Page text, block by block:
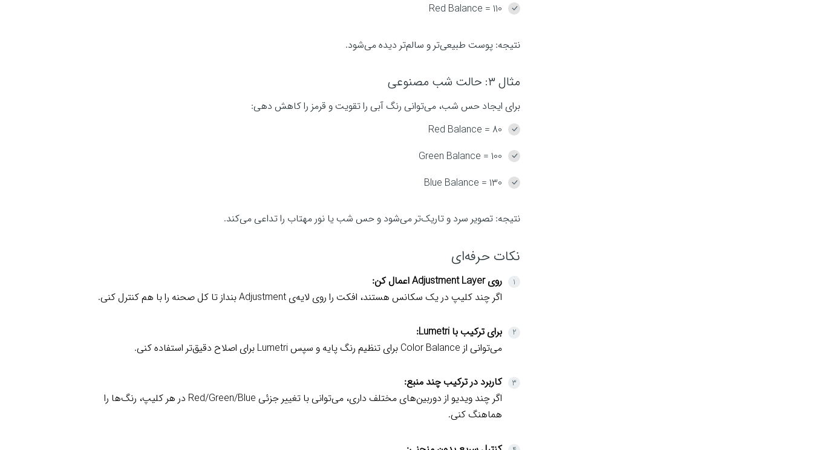
Red Balance = 110
نتیجه: پوست طبیعی‌تر و سالم‌تر دیده می‌شود.
مثال ۳: حالت شب مصنوعی
برای ایجاد حس شب، می‌توانی رنگ آبی را تقویت و قرمز را کاهش دهی:
Red Balance = 80
Green Balance = 100
Blue Balance = 130
نتیجه: تصویر سرد و تاریک‌تر می‌شود و حس شب یا نور مهتاب را تداعی می‌کند.
نکات حرفه‌ای
روی Adjustment Layer اعمال کن:
اگر چند کلیپ در یک سکانس هستند، افکت را روی لایه‌ی Adjustment بنداز تا کل صحنه را با هم کنترل کنی.
برای ترکیب با Lumetri:
می‌توانی از Color Balance برای تنظیم رنگ پایه و سپس Lumetri برای اصلاح دقیق‌تر استفاده کنی.
کاربرد در ترکیب چند منبع:
اگر چند ویدیو از دوربین‌های مختلف داری، می‌توانی با تغییر جزئی Red/Green/Blue در هر کلیپ، رنگ‌ها را
هماهنگ کنی.